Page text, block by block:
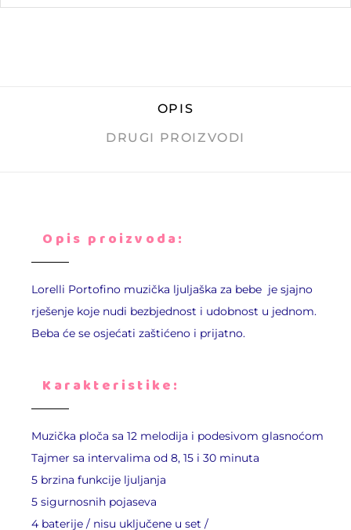
OPIS
DRUGI PROIZVODI
Opis proizvoda:
Lorelli Portofino muzička ljuljaška za bebe je sjajno
rješenje koje nudi bezbjednost i udobnost u jednom.
Beba će se osjećati zaštićeno i prijatno.
Karakteristike:
Muzička ploča sa 12 melodija i podesivom glasnoćom
Tajmer sa intervalima od 8, 15 i 30 minuta
5 brzina funkcije ljuljanja
5 sigurnosnih pojaseva
4 baterije / nisu uključene u set /